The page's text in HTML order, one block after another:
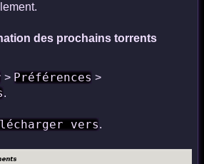
des prochains torrents
> Préférences >
.
vers.